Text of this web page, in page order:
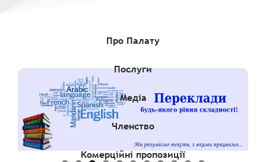
Про Палату
Послуги
Медіа
Членство
Комерційні пропозиції